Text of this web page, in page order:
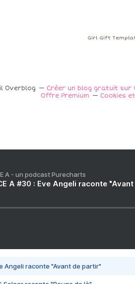
Girl Gift
Overblog Créer un blog gratuit sur
Offre Premium
Cookies
A - un podcast Purecharts
A #30 : Eve Angeli raconte
Angeli raconte "Avant de partir"